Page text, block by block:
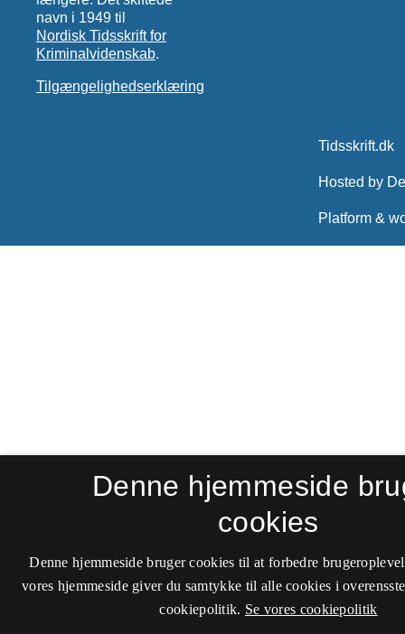
navn i 1949 til
Nordisk Tidsskrift for
Kriminalvidenskab.
Tilgængelighedserklæring
Denne hjemmeside
cookies
Denne hjemmeside bruger cookies til at forbedre
vores hjemmeside giver du samtykke til alle cookies i
cookiepolitik. Se vores cookiepolitik